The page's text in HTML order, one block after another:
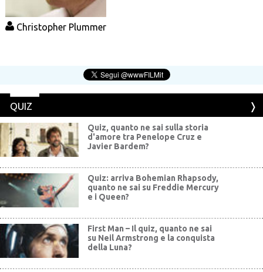
Christopher Plummer
QUIZ
Quiz, quanto ne sai sulla storia
d'amore tra Penelope Cruz e
Javier Bardem?
Quiz: arriva Bohemian Rhapsody,
quanto ne sai su Freddie Mercury
e i Queen?
First Man – Il quiz, quanto ne sai
su Neil Armstrong e la conquista
della Luna?